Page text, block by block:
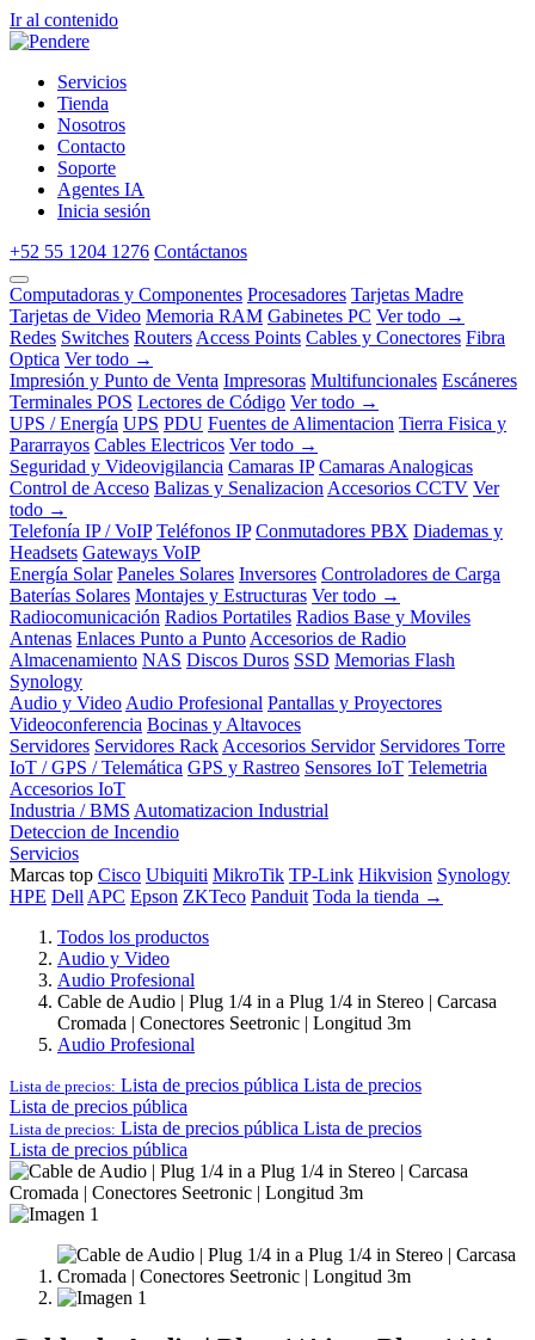
Ir al contenido
Servicios
Tienda
Nosotros
Contacto
Soporte
Agentes IA
Inicia sesión
+52 55 1204 1276 Contáctanos
Computadoras y Componentes Procesadores Tarjetas Madre
Tarjetas de Video Memoria RAM Gabinetes PC Ver todo →
Redes Switches Routers Access Points Cables y Conectores Fibra
Optica Ver todo →
Impresión y Punto de Venta Impresoras Multifuncionales Escáneres
Terminales POS Lectores de Código Ver todo →
UPS / Energía UPS PDU Fuentes de Alimentacion Tierra Fisica y
Pararrayos Cables Electricos Ver todo →
Seguridad y Videovigilancia Camaras IP Camaras Analogicas
Control de Acceso Balizas y Senalizacion Accesorios CCTV Ver
todo →
Telefonía IP / VoIP Teléfonos IP Conmutadores PBX Diademas y
Headsets Gateways VoIP
Energía Solar Paneles Solares Inversores Controladores de Carga
Baterías Solares Montajes y Estructuras Ver todo →
Radiocomunicación Radios Portatiles Radios Base y Moviles
Antenas Enlaces Punto a Punto Accesorios de Radio
Almacenamiento NAS Discos Duros SSD Memorias Flash
Synology
Audio y Video Audio Profesional Pantallas y Proyectores
Videoconferencia Bocinas y Altavoces
Servidores Servidores Rack Accesorios Servidor Servidores Torre
IoT / GPS / Telemática GPS y Rastreo Sensores IoT Telemetria
Accesorios IoT
Industria / BMS Automatizacion Industrial
Deteccion de Incendio
Servicios
Marcas top Cisco Ubiquiti MikroTik TP-Link Hikvision Synology
HPE Dell APC Epson ZKTeco Panduit Toda la tienda →
Todos los productos
Audio y Video
Audio Profesional
Cable de Audio | Plug 1/4 in a Plug 1/4 in Stereo | Carcasa
Cromada | Conectores Seetronic | Longitud 3m
Audio Profesional
Lista de precios: Lista de precios pública Lista de precios
Lista de precios pública
Lista de precios: Lista de precios pública Lista de precios
Lista de precios pública